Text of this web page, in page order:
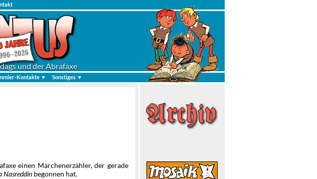
und der Abrafaxe
Kontakte ▼ Sonstiges ▼
einen Märchenerzähler, der gerade
Nasreddin begonnen hat.